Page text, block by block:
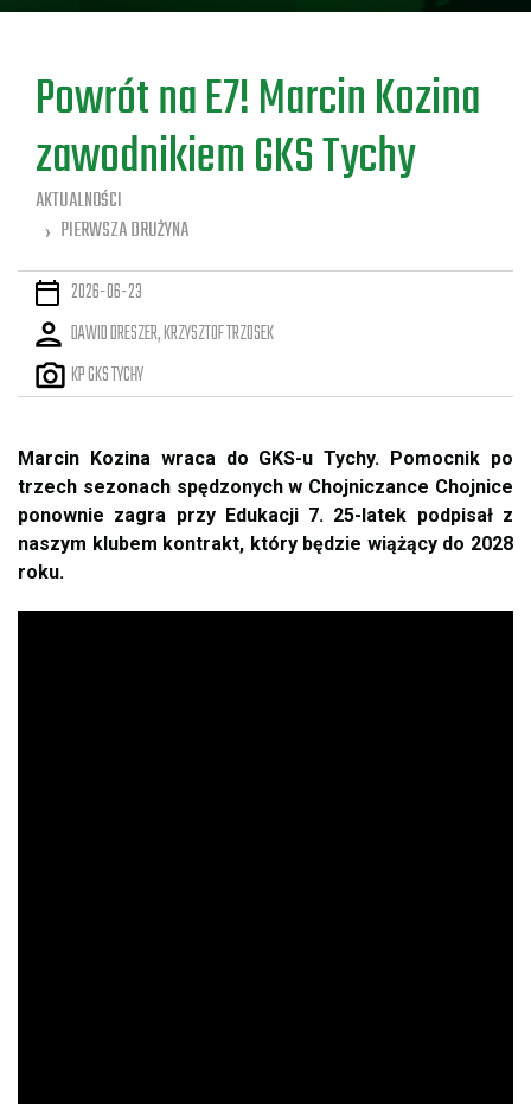
Powrót na E7! Marcin Kozina
zawodnikiem GKS Tychy
AKTUALNOŚCI
PIERWSZA DRUŻYNA
2026-06-23
DAWID DRESZER, KRZYSZTOF TRZOSEK
KP GKS TYCHY
Marcin Kozina wraca do GKS-u Tychy. Pomocnik po
trzech sezonach spędzonych w Chojniczance Chojnice
ponownie zagra przy Edukacji 7. 25-latek podpisał z
naszym klubem kontrakt, który będzie wiążący do 2028
roku.